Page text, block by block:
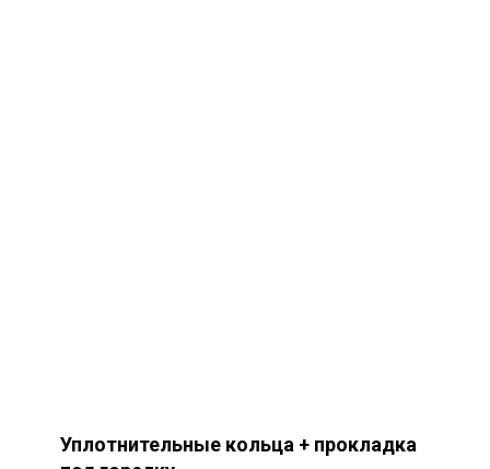
Уплотнительные кольца + прокладка